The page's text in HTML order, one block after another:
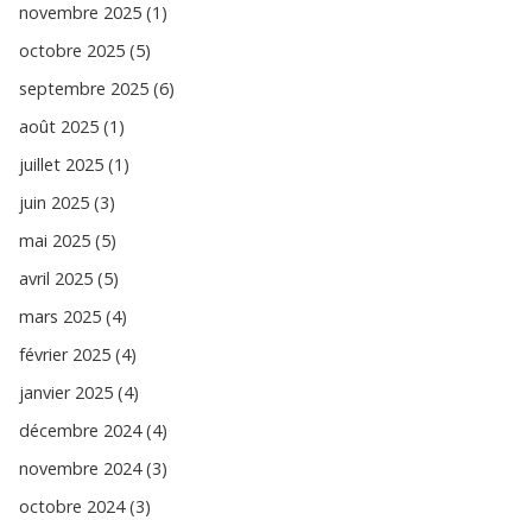
novembre 2025 (1)
octobre 2025 (5)
septembre 2025 (6)
août 2025 (1)
juillet 2025 (1)
juin 2025 (3)
mai 2025 (5)
avril 2025 (5)
mars 2025 (4)
février 2025 (4)
janvier 2025 (4)
décembre 2024 (4)
novembre 2024 (3)
octobre 2024 (3)